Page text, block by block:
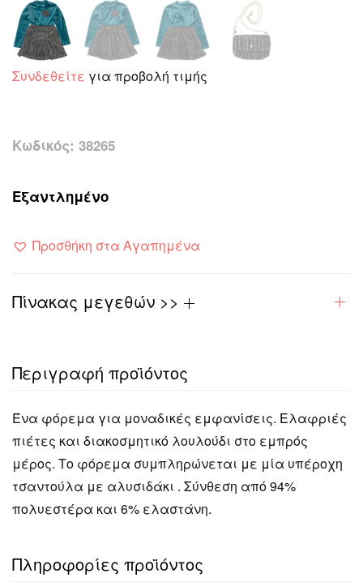
Συνδεθείτε για προβολή τιμής
Κωδικός: 38265
Εξαντλημένο
Προσθήκη στα Αγαπημένα
Πίνακας μεγεθών >>
Περιγραφή προϊόντος
Ένα φόρεμα για μοναδικές εμφανίσεις. Ελαφριές
πιέτες και διακοσμητικό λουλούδι στο εμπρός
μέρος. Το φόρεμα συμπληρώνεται με μία υπέροχη
τσαντούλα με αλυσιδάκι . Σύνθεση από 94%
πολυεστέρα και 6% ελαστάνη.
Πληροφορίες προϊόντος